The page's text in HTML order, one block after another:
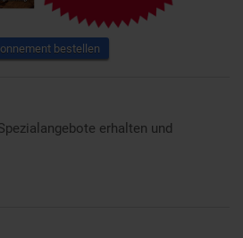
bestellen
erhalten und